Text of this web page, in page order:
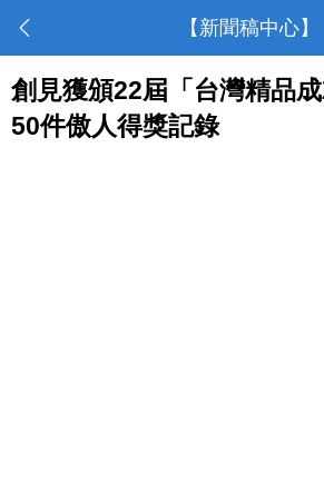
【新聞稿中心】
創見獲頒22屆「台灣精品
50件傲人得獎記錄